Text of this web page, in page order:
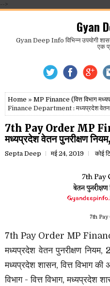
-->
Gyan
Gyan Deep Info विभिन्न उपयोगी
एक
Home » MP Finance (वित्त विभाग
Finance Department : मध्यप्रदेश वेतन
7th Pay Order MP
मध्यप्रदेश वेतन पुनरीक्षण
Septa Deep मई 24, 2019 कोई
7th Pay
7th Pay Order MP
मध्यप्रदेश वेतन पुनरीक्षण
मध्यप्रदेश शासन, वित्त विभाग की
विभाग - वित्त विभाग, मध्यप्रदेश